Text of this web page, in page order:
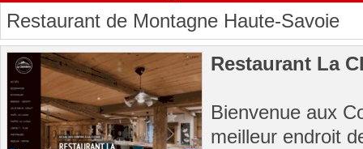
Restaurant de Montagne Haute-Savoie
Restaurant La
Bienvenue aux
meilleur endroit